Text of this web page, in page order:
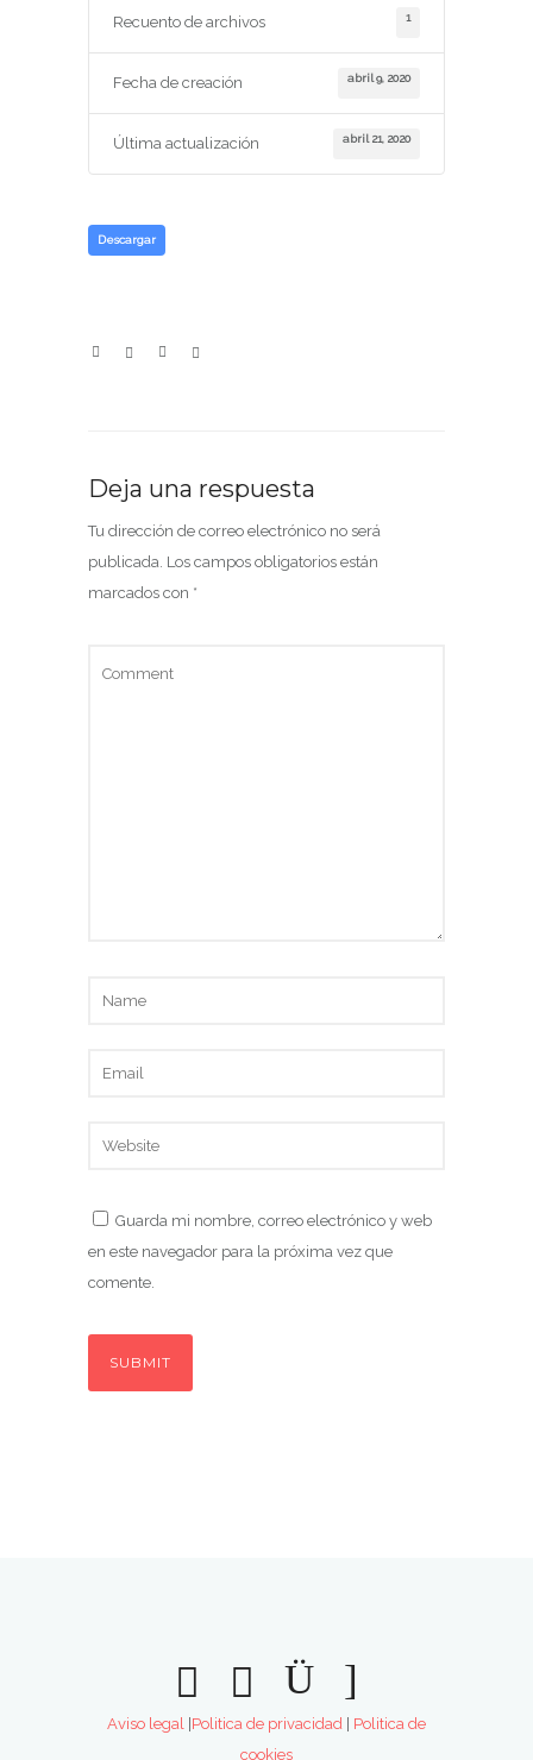
Recuento de archivos 1
Fecha de creación abril 9, 2020
Última actualización abril 21, 2020
Descargar
Deja una respuesta
Tu dirección de correo electrónico no será
publicada. Los campos obligatorios están
marcados con *
Guarda mi nombre, correo electrónico y web
en este navegador para la próxima vez que
comente.
Aviso legal |Politica de privacidad | Politica de
cookies